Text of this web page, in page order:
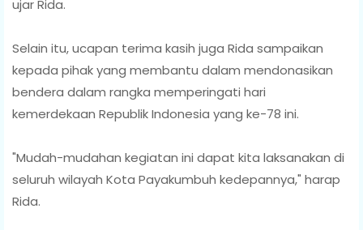
ujar Rida.
Selain itu, ucapan terima kasih juga Rida sampaikan
kepada pihak yang membantu dalam mendonasikan
bendera dalam rangka memperingati hari
kemerdekaan Republik Indonesia yang ke-78 ini.
"Mudah-mudahan kegiatan ini dapat kita laksanakan di
seluruh wilayah Kota Payakumbuh kedepannya," harap
Rida.